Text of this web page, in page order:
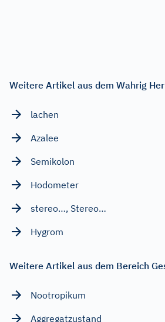
Weitere Artikel aus dem Wahrig
lachen
Azalee
Semikolon
Hodometer
stereo…, Stereo…
Hygrom
Weitere Artikel aus dem Bereich
Nootropikum
Aggregatzustand